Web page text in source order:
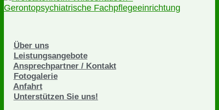
Über uns
Leistungsangebote
Ansprechpartner / Kontakt
Fotogalerie
Anfahrt
Unterstützen Sie uns!